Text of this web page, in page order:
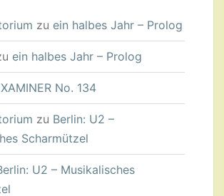
zu ein halbes Jahr – Prolog
ein halbes Jahr – Prolog
No. 134
zu Berlin: U2 –
Scharmützel
U2 – Musikalisches